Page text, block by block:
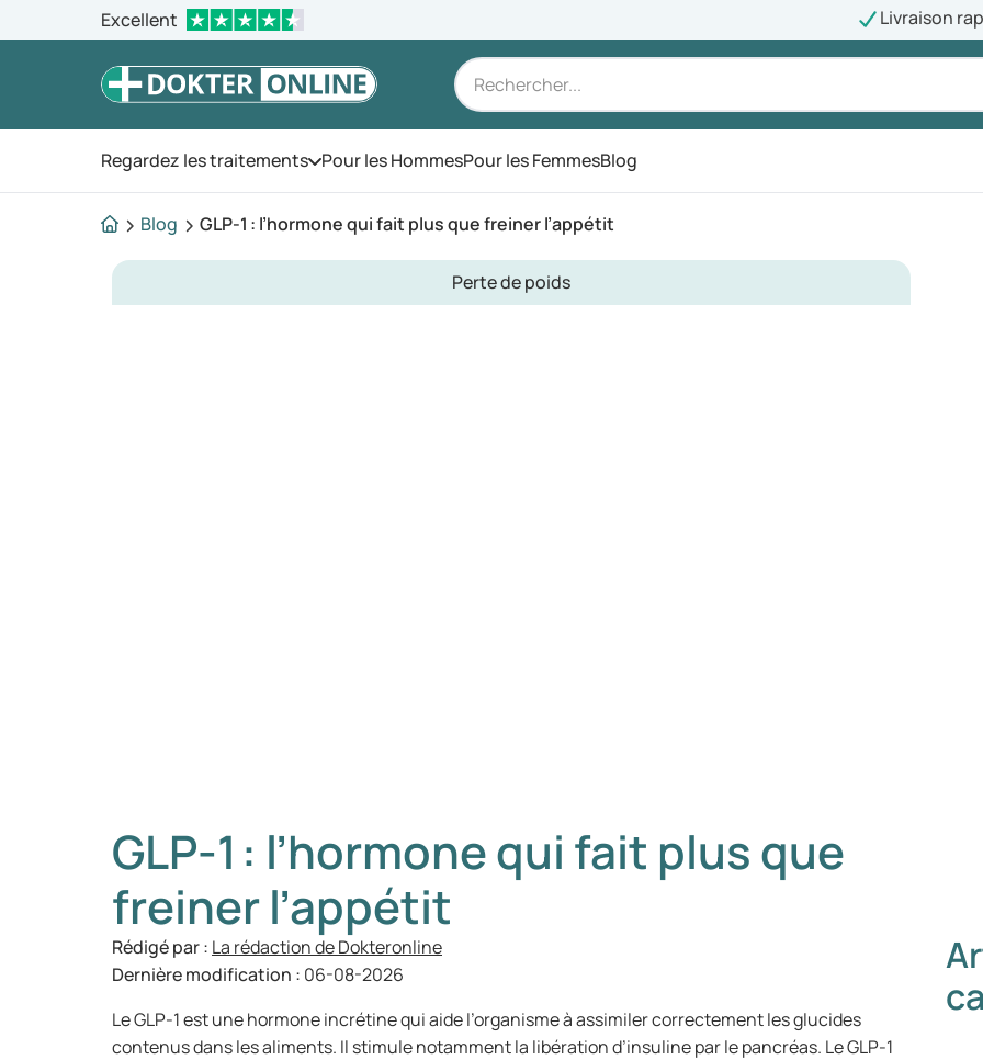
Excellent Livraison
Regardez les traitementsOuvrez le menu
Pour les HommesPour les FemmesBlog
Blog GLP-1 : l’hormone qui fait plus que freiner l’appétit
Perte de poids
GLP-1 : l’hormone qui fait plus que
freiner l’appétit
Rédigé par : La rédaction de Dokteronline
Dernière modification : 06-08-2026
Le GLP-1 est une hormone incrétine qui aide l’organisme à assimiler correctement les glucides
contenus dans les aliments. Il stimule notamment la libération d’insuline par le pancréas. Le GLP-1